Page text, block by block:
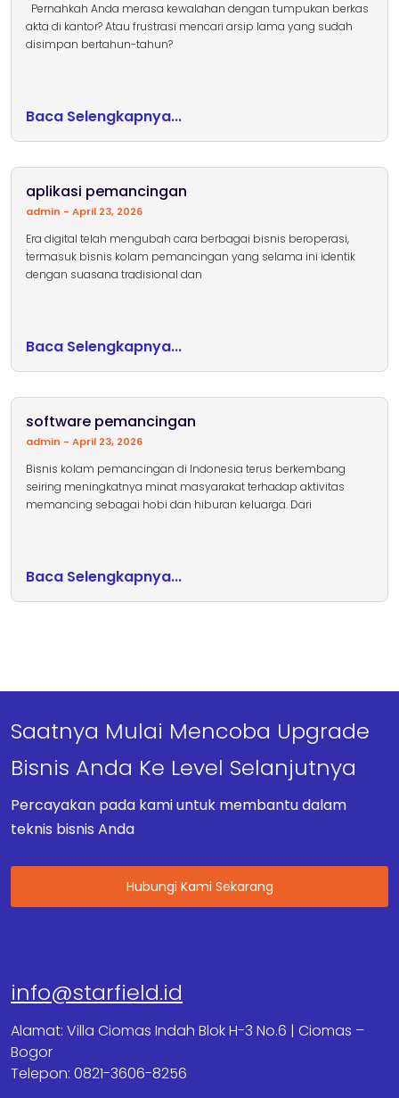
Pernahkah Anda merasa kewalahan dengan tumpukan berkas
akta di kantor? Atau frustrasi mencari arsip lama yang sudah
disimpan bertahun-tahun?
Baca Selengkapnya...
aplikasi pemancingan
admin April 23, 2026
Era digital telah mengubah cara berbagai bisnis beroperasi,
termasuk bisnis kolam pemancingan yang selama ini identik
dengan suasana tradisional dan
Baca Selengkapnya...
software pemancingan
admin April 23, 2026
Bisnis kolam pemancingan di Indonesia terus berkembang
seiring meningkatnya minat masyarakat terhadap aktivitas
memancing sebagai hobi dan hiburan keluarga. Dari
Baca Selengkapnya...
Saatnya Mulai Mencoba Upgrade
Bisnis Anda Ke Level Selanjutnya
Percayakan pada kami untuk membantu dalam
teknis bisnis Anda
Hubungi Kami Sekarang
info@starfield.id
Alamat: Villa Ciomas Indah Blok H-3 No.6 | Ciomas –
Bogor
Telepon: 0821-3606-8256